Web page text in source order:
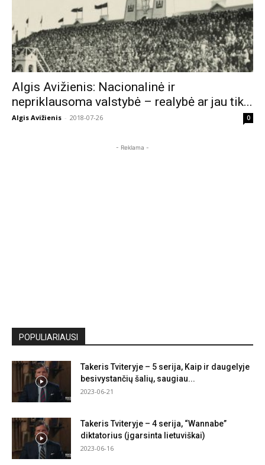
Algis Avižienis: Nacionalinė ir
nepriklausoma valstybė – realybė ar jau tik...
Algis Avižienis - 2018-07-26 0
- Reklama -
POPULIARIAUSI
Takeris Tviteryje – 5 serija, Kaip ir daugelyje
besivystančių šalių, saugiau...
2023-06-21
Takeris Tviteryje – 4 serija, “Wannabe”
diktatorius (įgarsinta lietuviškai)
2023-06-16